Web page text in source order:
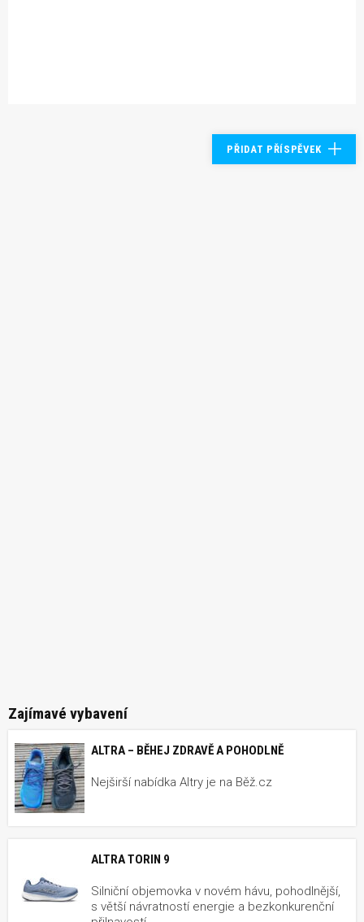
PŘIDAT PŘÍSPĚVEK
Zajímavé vybavení
ALTRA – BĚHEJ ZDRAVĚ A POHODLNĚ
Nejširší nabídka Altry je na Běž.cz
ALTRA TORIN 9
Silniční objemovka v novém hávu, pohodlnější,
s větší návratností energie a bezkonkurenční